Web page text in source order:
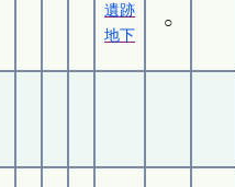
遺跡
地下
○